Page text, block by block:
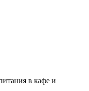
в кафе и